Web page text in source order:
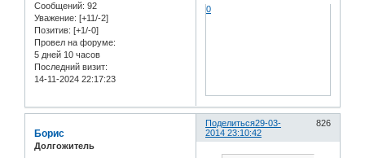
Сообщений: 92
Уважение: [+11/-2]
Позитив: [+1/-0]
Провел на форуме:
5 дней 10 часов
Последний визит:
14-11-2024 22:17:23
0
Поделиться 826
29-03-
2014 23:10:42
Борис
Долгожитель